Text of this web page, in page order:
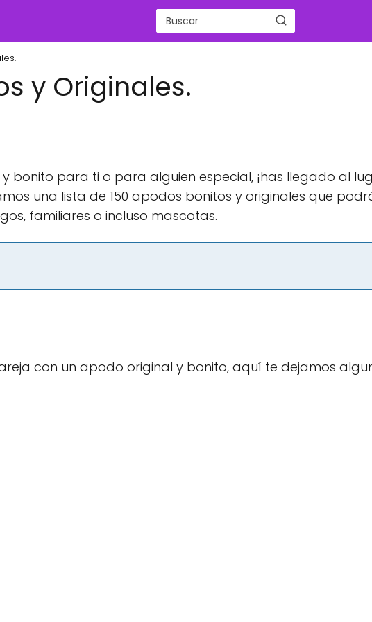
y Originales.
bonito para ti o para alguien especial, ¡has llegado al
una lista de 150 apodos bonitos y originales que
familiares o incluso mascotas.
con un apodo original y bonito, aquí te dejamos